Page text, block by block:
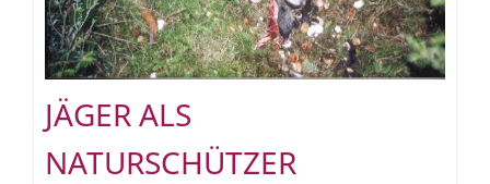
JÄGER ALS
NATURSCHÜTZER